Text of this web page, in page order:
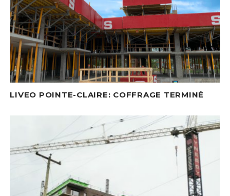
LIVEO POINTE-CLAIRE: COFFRAGE TERMINÉ